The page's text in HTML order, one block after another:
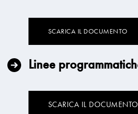
SCARICA IL DOCUMENTO
Linee
SCARICA IL DOCUMENTO